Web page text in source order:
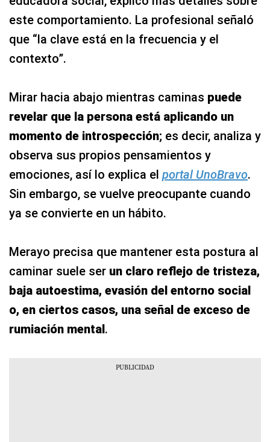
este comportamiento. La profesional señaló
que “la clave está en la frecuencia y el
contexto”.
Mirar hacia abajo mientras caminas puede
revelar que la persona está aplicando un
momento de introspección; es decir, analiza y
observa sus propios pensamientos y
emociones, así lo explica el portal UnoBravo.
Sin embargo, se vuelve preocupante cuando
ya se convierte en un hábito.
Merayo precisa que mantener esta postura al
caminar suele ser un claro reflejo de tristeza,
baja autoestima, evasión del entorno social
o, en ciertos casos, una señal de exceso de
rumiación mental.